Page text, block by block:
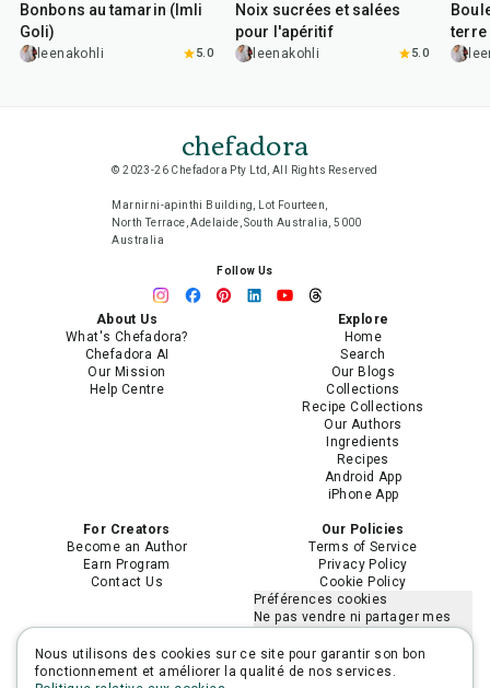
Bonbons au tamarin (Imli
Goli)
leenakohli 5.0
Noix sucrées et salées
pour l'apéritif
leenakohli 5.0
terre
chefadora
© 2023-26 Chefadora Pty Ltd, All Rights Reserved
Marnirni-apinthi Building, Lot Fourteen,
North Terrace, Adelaide, South Australia, 5000
Australia
Follow Us
About Us
What's Chefadora?
Chefadora AI
Our Mission
Help Centre
Explore
Home
Search
Our Blogs
Collections
Recipe Collections
Our Authors
Ingredients
Recipes
Android App
iPhone App
For Creators
Become an Author
Earn Program
Contact Us
Our Policies
Terms of Service
Privacy Policy
Cookie Policy
Préférences cookies
Ne pas vendre ni partager mes
Limiter l'utilisation de mes
informations personnelles
Nous utilisons des cookies sur ce site pour garantir son bon
fonctionnement et améliorer la qualité de nos services.